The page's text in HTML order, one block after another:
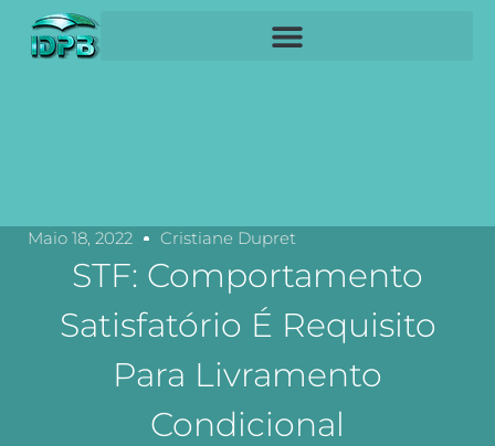
Maio 18, 2022 Cristiane Dupret
STF: Comportamento
Satisfatório É Requisito
Para Livramento
Condicional